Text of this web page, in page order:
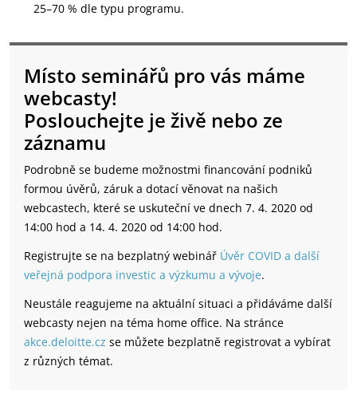
25–70 % dle typu programu.
Místo seminářů pro vás máme
webcasty!
Poslouchejte je živě nebo ze
záznamu
Podrobně se budeme možnostmi financování podniků
formou úvěrů, záruk a dotací věnovat na našich
webcastech, které se uskuteční ve dnech 7. 4. 2020 od
14:00 hod a 14. 4. 2020 od 14:00 hod.
Registrujte se na bezplatný webinář Úvěr COVID a další
veřejná podpora investic a výzkumu a vývoje.
Neustále reagujeme na aktuální situaci a přidáváme další
webcasty nejen na téma home office. Na stránce
akce.deloitte.cz se můžete bezplatně registrovat a vybírat
z různých témat.